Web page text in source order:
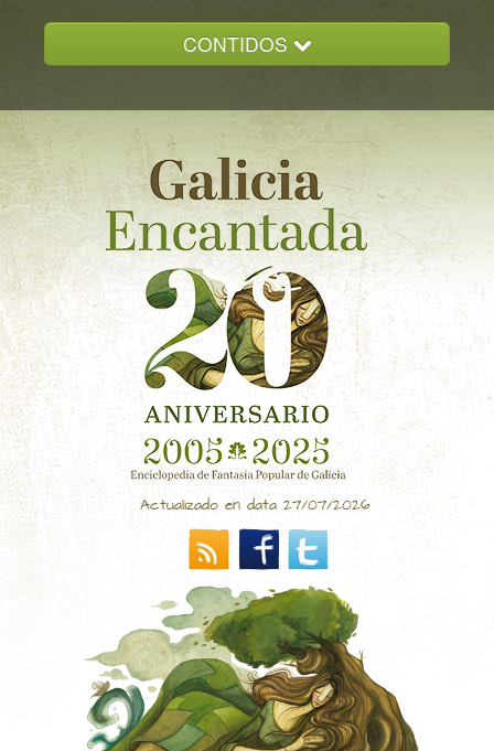
CONTIDOS
GALICIA ENCANTADA
DOCUMENTACION
NOVAS
CONTACTO
Actualizado en data 27/07/2026